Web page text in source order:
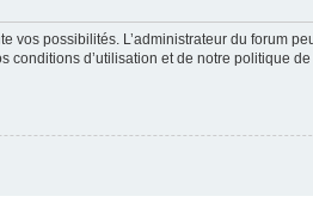
vos possibilités. L’administrateur du forum
d’utilisation et de notre politique